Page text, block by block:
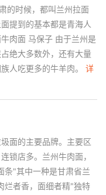
的时候，都叫兰州拉面
提到的基本都是青海人
肉面 马保子 由于兰州是
绝大多数外，还有大量
人吃更多的牛羊肉。 详
面的主要品牌。主要区
锁店多。兰州牛肉面，
条"其中一种是甘肃省兰
烂者香，面细者精"独特